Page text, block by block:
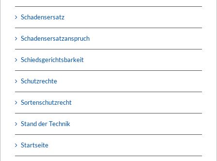
Schadensersatz
Schadensersatzanspruch
Schiedsgerichtsbarkeit
Schutzrechte
Sortenschutzrecht
Stand der Technik
Startseite